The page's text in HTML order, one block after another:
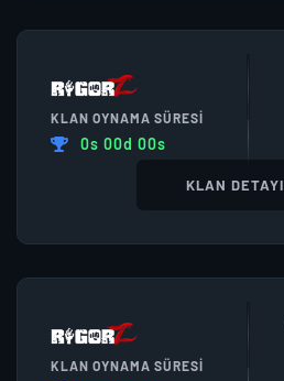
KLAN OYNAMA SÜRESI
0s 00d 00s
KLAN DETAYI
KLAN OYNAMA SÜRESI